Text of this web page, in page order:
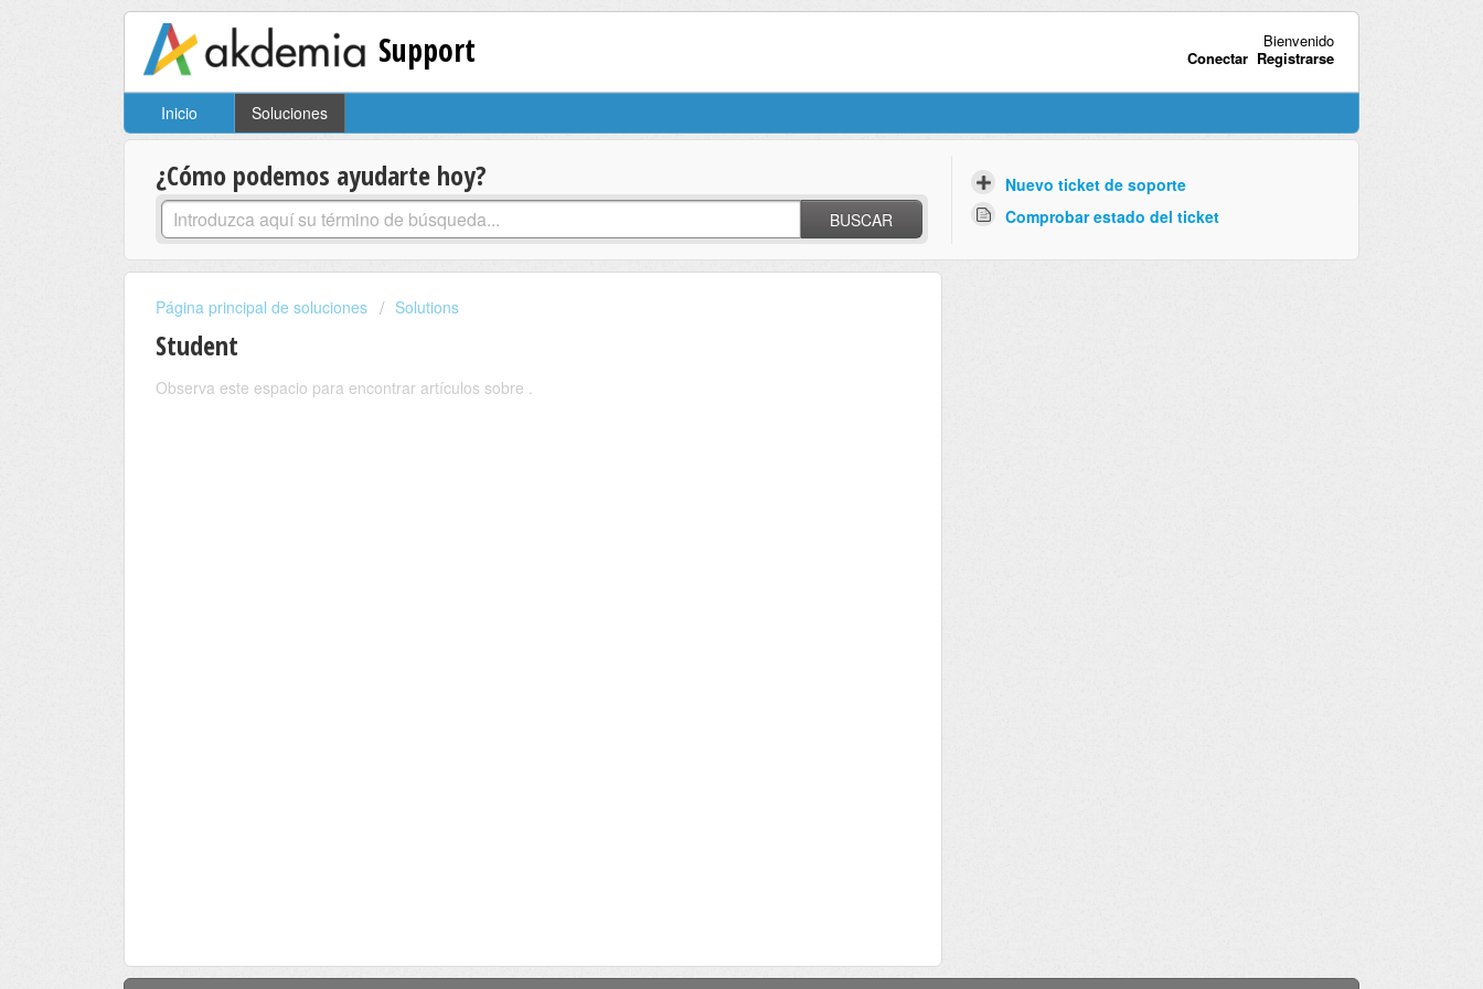
Support
Bienvenido
Conectar Registrarse
Inicio Soluciones
¿Cómo podemos ayudarte hoy?
BUSCAR
Nuevo ticket de soporte
Comprobar estado del ticket
Página principal de soluciones Solutions
Student
Observa este espacio para encontrar artículos sobre .